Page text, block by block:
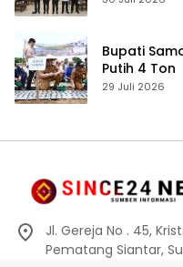
Bupati
Putih 4 Ton
29 Juli 2026
Jl. Gereja No . 45,
Pematang Siantar,